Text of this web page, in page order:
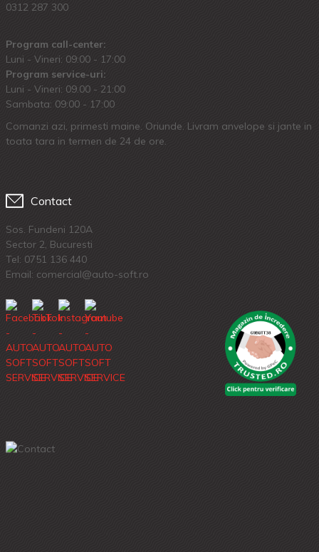
0312 287 300
Program call-center:
Luni - Vineri: 09:00 - 17:00
Program service-uri:
Luni - Vineri: 09.00 - 21:00
Sambata: 09:00 - 17:00
Comanzi azi, primesti maine. Oriunde. Livram anvelope si jante in
toata tara in termen de 24 de ore.
Contact
Sos. Fundeni 120A
Sector 2, Bucuresti
Tel: 0751 136 440
Email: comercial@auto-soft.ro